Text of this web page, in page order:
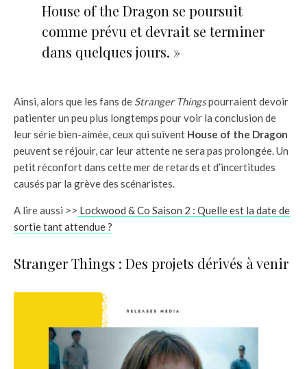
House of the Dragon se poursuit
comme prévu et devrait se terminer
dans quelques jours. »
Ainsi, alors que les fans de Stranger Thingspourraient devoir
patienter un peu plus longtemps pour voir la conclusion de
leur série bien-aimée, ceux qui suivent House of the Dragon
peuvent se réjouir, car leur attente ne sera pas prolongée. Un
petit réconfort dans cette mer de retards et d’incertitudes
causés par la grève des scénaristes.
A lire aussi >> Lockwood & Co Saison 2 : Quelle est la date de
sortie tant attendue ?
Stranger Things : Des projets dérivés à venir